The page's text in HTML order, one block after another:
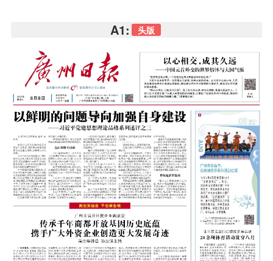
A1: 头版